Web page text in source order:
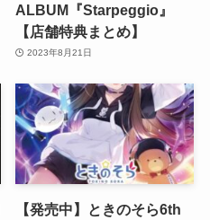
ALBUM『Starpeggio』
【店舗特典まとめ】
2023年8月21日
【発売中】ときのそら6th